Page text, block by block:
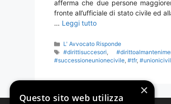
afferma che due persone
fronte all’ufficiale di stato civile ed
… Leggi tutto
Categorie
L' Avvocato Risponde
Tag
#dirittisuccesori,
#successioneunionecivile, #tfr,
×
Questo sito web utilizza